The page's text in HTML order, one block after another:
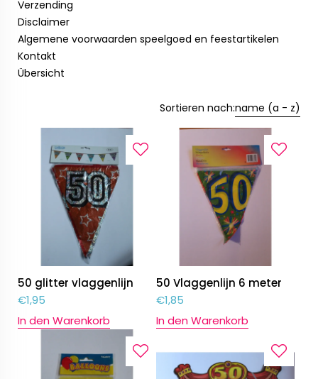
Verzending
Disclaimer
Algemene voorwaarden speelgoed en feestartikelen
Kontakt
Übersicht
Sortieren nach:name (a - z)
50 glitter vlaggenlijn
€1,95
In den Warenkorb
50 Vlaggenlijn 6 meter
€1,85
In den Warenkorb